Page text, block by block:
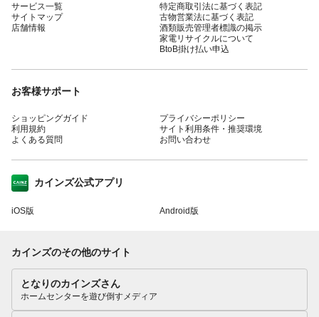
サービス一覧
サイトマップ
店舗情報
特定商取引法に基づく表記
古物営業法に基づく表記
酒類販売管理者標識の掲示
家電リサイクルについて
BtoB掛け払い申込
お客様サポート
ショッピングガイド
利用規約
よくある質問
プライバシーポリシー
サイト利用条件・推奨環境
お問い合わせ
カインズ公式アプリ
iOS版 Android版
カインズのその他のサイト
となりのカインズさん
ホームセンターを遊び倒すメディア